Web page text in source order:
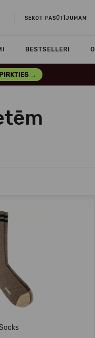
SEKOT PASŪTĪJUMAM
BESTSELLERI
→